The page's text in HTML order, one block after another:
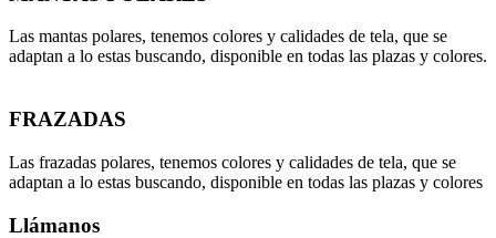
Las mantas polares, tenemos colores y calidades de tela, que se
adaptan a lo estas buscando, disponible en todas las plazas y colores.
FRAZADAS
Las frazadas polares, tenemos colores y calidades de tela, que se
adaptan a lo estas buscando, disponible en todas las plazas y colores
Llámanos